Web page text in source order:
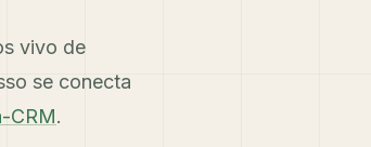
vivo de
se conecta
CRM.